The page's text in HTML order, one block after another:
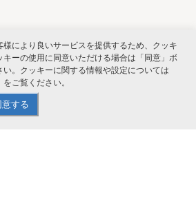
関連サービス
により良いサービスを提供するため、クッキ
キーの使用に同意いただける場合は「同意」ボ
。クッキーに関する情報や設定については
をご覧ください。
意する